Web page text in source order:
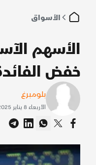
الأسواق
الأسهم
خفض
بلومبرغ
الأربعاء 8 يناير 2025 7:32